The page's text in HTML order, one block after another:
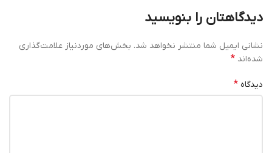
دیدگاهتان را بنویسید
نشانی ایمیل شما منتشر نخواهد شد. بخش‌های موردنیاز علامت‌گذاری
شده‌اند *
دیدگاه *